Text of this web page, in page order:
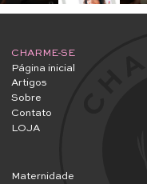
CHARME-SE
Página inicial
Artigos
Sobre
Contato
LOJA
Maternidade